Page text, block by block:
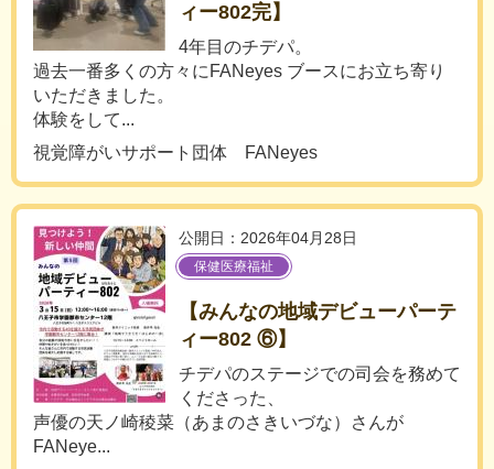
ィー802完】
4年目のチデパ。
過去一番多くの方々にFANeyes ブースにお立ち寄り
いただきました。
体験をして...
視覚障がいサポート団体 FANeyes
公開日：2026年04月28日
保健医療福祉
【みんなの地域デビューパーテ
ィー802 ⑥】
チデパのステージでの司会を務めて
くださった、
声優の天ノ崎稜菜（あまのさきいづな）さんが
FANeye...